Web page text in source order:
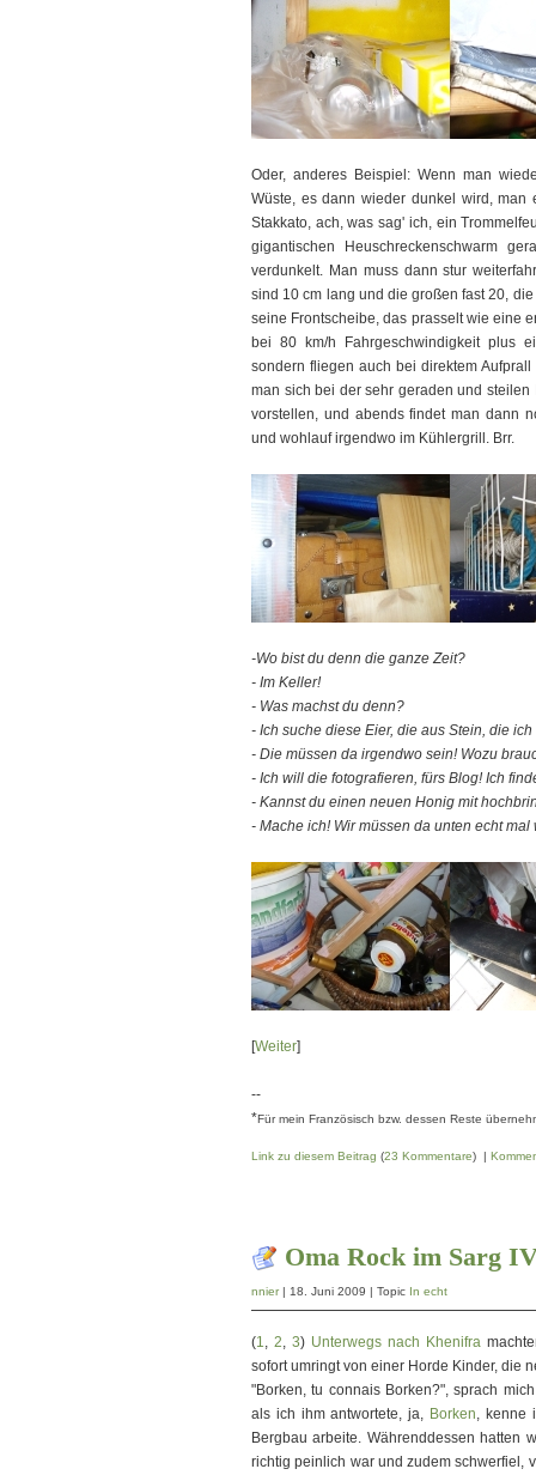
Oder, anderes Beispiel: Wenn man
Wüste, es dann wieder dunkel wird,
Stakkato, ach, was sag' ich, ein
gigantischen Heuschreckenschwarm
verdunkelt. Man muss dann stur
sind 10 cm lang und die großen fast 20,
seine Frontscheibe, das prasselt wie eine
bei 80 km/h Fahrgeschwindigkeit plus
sondern fliegen auch bei direktem
man sich bei der sehr geraden und
vorstellen, und abends findet man dann
und wohlauf irgendwo im Kühlergrill. Brr.
-Wo bist du denn die ganze Zeit?
- Im Keller!
- Was machst du denn?
- Ich suche diese Eier, die aus Stein, die
- Die müssen da irgendwo sein! Wozu
- Ich will die fotografieren, fürs Blog! Ich
- Kannst du einen neuen Honig mit
- Mache ich! Wir müssen da unten echt
[Weiter]
--
*Für mein Französisch bzw. dessen Reste
Link zu diesem Beitrag (23 Kommentare) |
Oma Rock im Sarg
nnier| 18. Juni 2009 | Topic In echt
(1, 2, 3) Unterwegs nach Khenifra
sofort umringt von einer Horde Kinder, die
"Borken, tu connais Borken?", sprach
als ich ihm antwortete, ja, Borken, kenne
Bergbau arbeite. Währenddessen hatten
richtig peinlich war und zudem schwerfiel,